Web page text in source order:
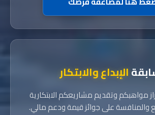
الإبداع والابتكار
مواهبكم وتقديم مشاريعكم الابتكارية
والمنافسة على جوائز قيمة ودعم مالي.